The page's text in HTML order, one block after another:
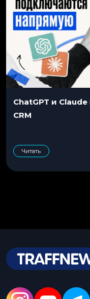
ChatGPT и
CRM
Читать